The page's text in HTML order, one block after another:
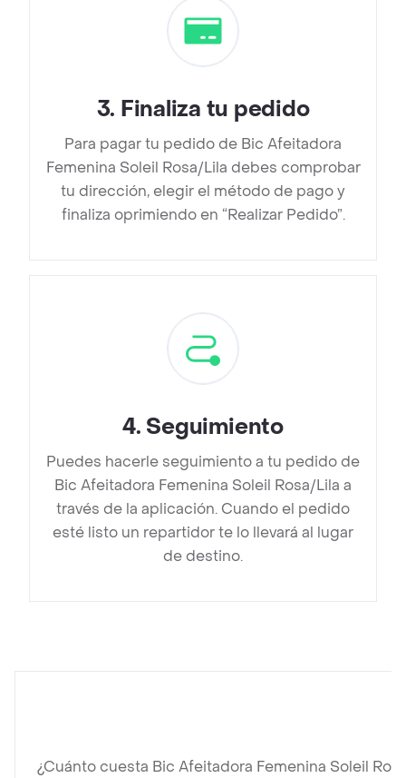
3. Finaliza tu pedido
Para pagar tu pedido de Bic Afeitadora
Femenina Soleil Rosa/Lila debes comprobar
tu dirección, elegir el método de pago y
finaliza oprimiendo en “Realizar Pedido”.
4. Seguimiento
Puedes hacerle seguimiento a tu pedido de
Bic Afeitadora Femenina Soleil Rosa/Lila a
través de la aplicación. Cuando el pedido
esté listo un repartidor te lo llevará al lugar
de destino.
¿Cuánto cuesta Bic Afeitadora Femenina Soleil